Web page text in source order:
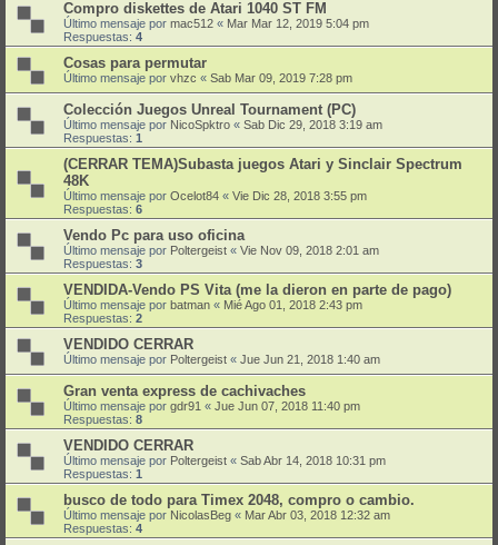
Compro diskettes de Atari 1040 ST FM
Último mensaje por mac512 « Mar Mar 12, 2019 5:04 pm
Respuestas: 4
Cosas para permutar
Último mensaje por vhzc « Sab Mar 09, 2019 7:28 pm
Colección Juegos Unreal Tournament (PC)
Último mensaje por NicoSpktro « Sab Dic 29, 2018 3:19 am
Respuestas: 1
(CERRAR TEMA)Subasta juegos Atari y Sinclair Spectrum
48K
Último mensaje por Ocelot84 « Vie Dic 28, 2018 3:55 pm
Respuestas: 6
Vendo Pc para uso oficina
Último mensaje por Poltergeist « Vie Nov 09, 2018 2:01 am
Respuestas: 3
VENDIDA-Vendo PS Vita (me la dieron en parte de pago)
Último mensaje por batman « Mié Ago 01, 2018 2:43 pm
Respuestas: 2
VENDIDO CERRAR
Último mensaje por Poltergeist « Jue Jun 21, 2018 1:40 am
Gran venta express de cachivaches
Último mensaje por gdr91 « Jue Jun 07, 2018 11:40 pm
Respuestas: 8
VENDIDO CERRAR
Último mensaje por Poltergeist « Sab Abr 14, 2018 10:31 pm
Respuestas: 1
busco de todo para Timex 2048, compro o cambio.
Último mensaje por NicolasBeg « Mar Abr 03, 2018 12:32 am
Respuestas: 4